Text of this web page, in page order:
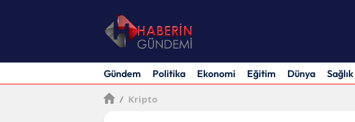
Gündem Politika Ekonomi Eğitim Dünya Sağlık
/ Kripto